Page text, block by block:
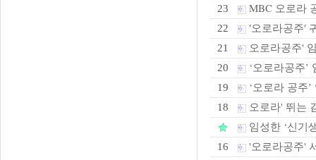
23 MBC 오로라
22 ′오로라공주′
21 오로라공주'
20 ‘오로라공주’
19 ‘오로라 공주
18
오로라' 뛰는
임성한 ‘신기
16 '오로라공주'